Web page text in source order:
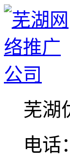
芜湖
电话